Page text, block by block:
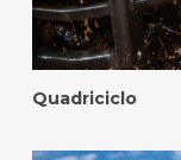
Quadriciclo